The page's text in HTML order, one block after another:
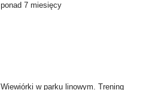
ponad 7 miesięcy
Wiewiórki w parku linowym. Trening